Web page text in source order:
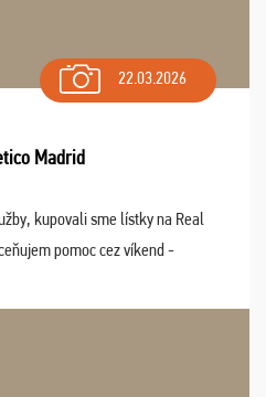
22.03.2026
Madrid
kupovali sme lístky na Real
pomoc cez víkend -
dobré, štadión Barnabéu ...